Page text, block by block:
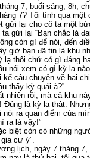
7, buổi sáng, 8h,
7? Tôi tính qua
gửi lại cho cô ta một
ta gửi lại “Bạn chắc là
còn gì để nói, đến
giờ bạn đã tin là khu
lạ thôi chứ có gì đáng
nói xem có gì kỳ lạ
kể câu chuyện về hai
thấy kỳ quái à?”
nhiên rồi, mà cả khu
Đúng là kỳ lạ thật.
nói ra quan điểm của
ra là vậy!”
biệt còn có những
cư ý”.
lịch, ngày 7 tháng